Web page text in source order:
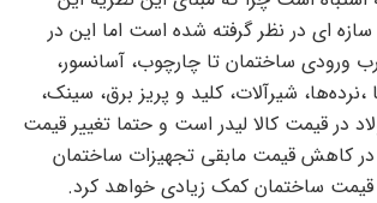
ای در نظر گرفته شده است اما این در
ورودی ساختمان تا چارچوب، آسانسور،
،نرده‌ها، شیرآلات، کلید و پریز برق، سینک،
در قیمت کالا لیدر است و حتما تغییر قیمت
در کاهش قیمت مابقی تجهیزات ساختمان
ساختمان کمک زیادی خواهد کرد.